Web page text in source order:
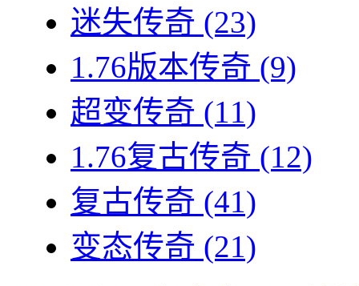
迷失传奇 (23)
1.76版本传奇 (9)
超变传奇 (11)
1.76复古传奇 (12)
复古传奇 (41)
变态传奇 (21)